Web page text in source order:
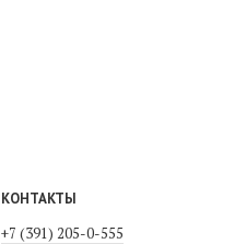
КОНТАКТЫ
+7 (391) 205-0-555